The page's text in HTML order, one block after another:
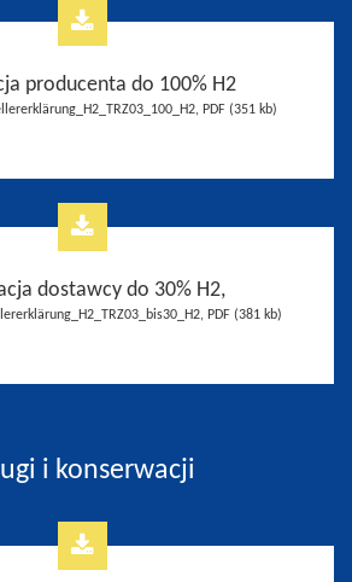
producenta do 100% H2
PDF (351 kb)
dostawcy do 30% H2,
PDF (381 kb)
i konserwacji